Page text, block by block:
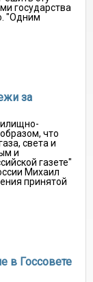
государства
"Одним
за
что
света и
и
газете"
Михаил
принятой
в Госсовете